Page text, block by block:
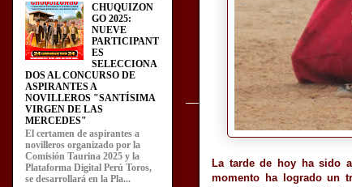
La tarde de hoy ha sido
momento ha logrado un
CHUQUIZON
GO 2025:
NUEVE
PARTICIPANT
ES
SELECCIONA
DOS AL CONCURSO DE
ASPIRANTES A
NOVILLEROS "SANTÍSIMA
VIRGEN DE LAS
MERCEDES"
El certamen de aspirantes a
novilleros organizado por la
Comisión Taurina 2025 y la
Plataforma Digital Perú Toros,
se desarrollará en la Pla...